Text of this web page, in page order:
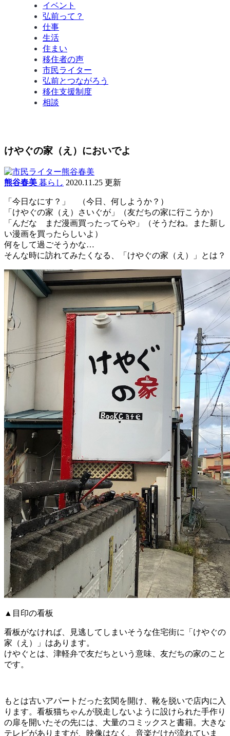
イベント
弘前って？
仕事
生活
住まい
移住者の声
市民ライター
弘前とつながろう
移住支援制度
相談
けやぐの家（え）においでよ
熊谷春美 暮らし 2020.11.25 更新
「今日なにす？」 （今日、何しようか？）
「けやぐの家（え）さいぐが」（友だちの家に行こうか）
「んだな まだ漫画買ったってらや」（そうだね。また新し
い漫画を買ったらしいよ）
何をして過ごそうかな…
そんな時に訪れてみたくなる、「けやぐの家（え）」とは？
▲目印の看板
看板がなければ、見逃してしまいそうな住宅街に「けやぐの
家（え）」はあります。
けやぐとは、津軽弁で友だちという意味、友だちの家のこと
です。
もとは古いアパートだった玄関を開け、靴を脱いで店内に入
ります。看板猫ちゃんが脱走しないように設けられた手作り
の扉を開いたその先には、大量のコミックスと書籍。大きな
テレビがありますが、映像はなく、音楽だけが流れていま